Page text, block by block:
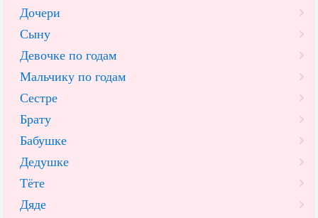
Дочери
Сыну
Девочке по годам
Мальчику по годам
Сестре
Брату
Бабушке
Дедушке
Тёте
Дяде